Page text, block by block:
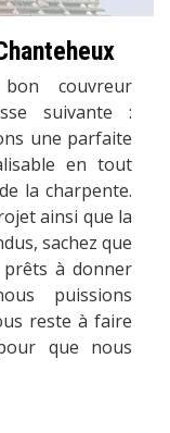
couvreur
suivante :
une parfaite
en tout
la charpente.
ainsi que la
sachez que
à donner
puissions
reste à faire
que nous